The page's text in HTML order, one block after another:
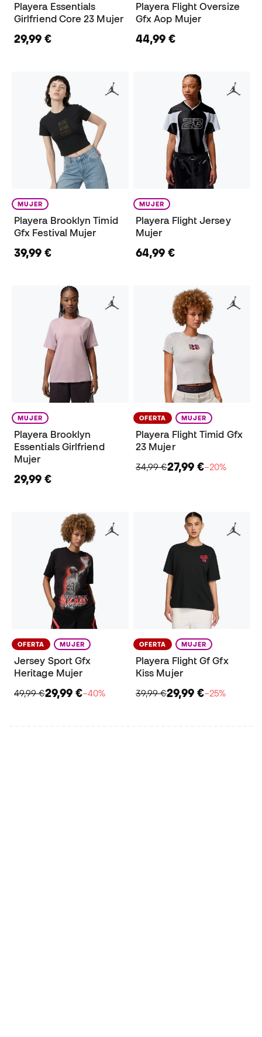
Playera Essentials
Girlfriend Core 23 Mujer
29,99 €
Playera Flight Oversize
Gfx Aop Mujer
44,99 €
MUJER
Playera Brooklyn Timid
Gfx Festival Mujer
39,99 €
MUJER
Playera Flight Jersey
Mujer
64,99 €
MUJER
Playera Brooklyn
Essentials Girlfriend
Mujer
29,99 €
OFERTA MUJER
Playera Flight Timid Gfx
23 Mujer
34,99 €27,99 €−20%
OFERTA MUJER
Jersey Sport Gfx
Heritage Mujer
49,99 €29,99 €−40%
OFERTA MUJER
Playera Flight Gf Gfx
Kiss Mujer
39,99 €29,99 €−25%